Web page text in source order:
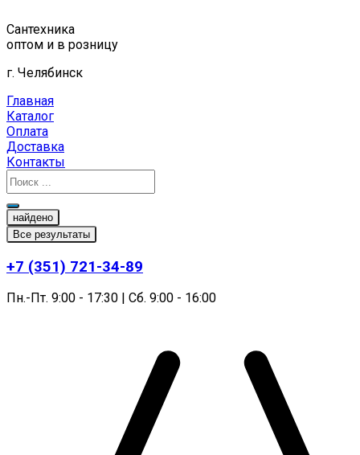
к
содержимому
Сантехника
оптом и в розницу
г. Челябинск
Главная
Каталог
Оплата
Доставка
Контакты
найдено
Все результаты
+7 (351) 721-34-89
Пн.-Пт. 9:00 - 17:30 | Сб. 9:00 - 16:00